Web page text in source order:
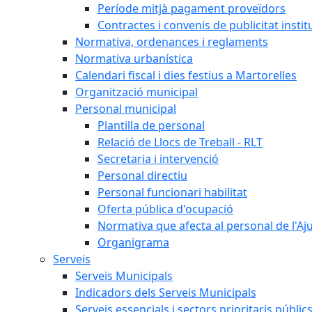
Període mitjà pagament proveïdors
Contractes i convenis de publicitat
Normativa, ordenances i reglaments
Normativa urbanística
Calendari fiscal i dies festius a Martorelles
Organització municipal
Personal municipal
Plantilla de personal
Relació de Llocs de Treball - RLT
Secretaria i intervenció
Personal directiu
Personal funcionari habilitat
Oferta pública d'ocupació
Normativa que afecta al personal de
Organigrama
Serveis
Serveis Municipals
Indicadors dels Serveis Municipals